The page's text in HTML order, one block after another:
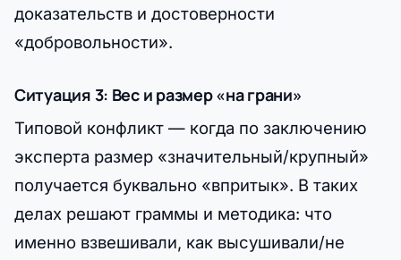
доказательств и достоверности
«добровольности».
Ситуация 3: Вес и размер «на грани»
Типовой конфликт — когда по заключению
эксперта размер «значительный/крупный»
получается буквально «впритык». В таких
делах решают граммы и методика: что
именно взвешивали, как высушивали/не